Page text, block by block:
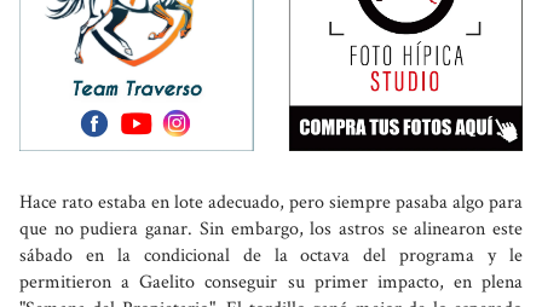
Hace rato estaba en lote adecuado, pero siempre pasaba algo para
que no pudiera ganar. Sin embargo, los astros se alinearon este
sábado en la condicional de la octava del programa y le
permitieron a Gaelito conseguir su primer impacto, en plena